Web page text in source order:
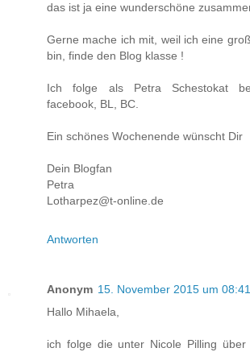
das ist ja eine wunderschöne
Gerne mache ich mit, weil ich eine
bin, finde den Blog klasse !
Ich folge als Petra Schestokat
facebook, BL, BC.
Ein schönes Wochenende wünscht Dir
Dein Blogfan
Petra
Lotharpez@t-online.de
Antworten
Anonym 15. November 2015 um 08:41
Hallo Mihaela,
ich folge die unter Nicole Pilling